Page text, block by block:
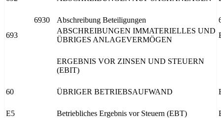
6930 Abschreibung Beteiligungen
693
ABSCHREIBUNGEN IMMATERIELLES UND
ÜBRIGES ANLAGEVERMÖGEN
ERGEBNIS VOR ZINSEN UND STEUERN
(EBIT)
60 ÜBRIGER BETRIEBSAUFWAND
E5 Betriebliches Ergebnis vor Steuern (EBT)